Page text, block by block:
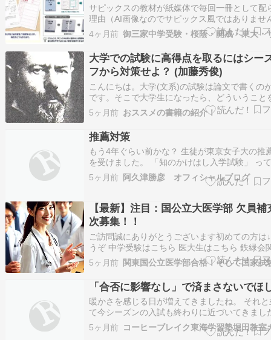
サピックスの教材が紙媒体で毎回一冊として配
理由（AI画像なのでサピックス風ではありませ
お許しください）一つの理由は、入学試験が紙
からです。当たり前すぎましたね（すみません
だ、...
4ヶ月前
大学での試験に高得点を取るにはシー
フから対策せよ？ (加藤秀俊)
こんにちは。大学(文系)の試験は論文で書くの
です。そこで大学生になったら、どういうこと
していけばいいかをちょっとアドバイスしたい
そこで大事なのは、シーズンオフから本を読ん
ことが重要ということです。1年次の学生から
入学試験が終わって、一息ついている…
5ヶ月前 おススメの書籍の紹介！
推薦対策
もう4年ぐらい前かな？ 生徒が東京女子大の推
を受けました。 「知のかけはし入学試験」 っ
前だったかな？ 要は総合選抜型の推薦入試で
を聞いて。 その内容をまとめて。 それに質疑
がネットに挙げられて…
5ヶ月前 阿久津勝彦 オフィシャルブログ
【最新】注目：国公立大医学部 欠員補
次募集！！
ご訪問誠にありがとうございます初めての方は
うぞ 中学受験はこちら 医大生はこちら 鉄緑会
こちら 駿台関係はこちら 医学部受験関係はこ
育・受験などお勧め書籍はこちら 国公立大医
期試験の合格発表が 3月23日（月）12:00 鹿児
医学部医学科1…
5ヶ月前
「合否に影響なし」で済まさないでほ
暖かさを感じる日が増えてきましたね。 それ
て今シーズンの入試も終わりに近づいてきまし
て、この時期になると、困ったことに、ほぼ毎
学試験での出題ミスや採点ミスがニュースにな
5ヶ月前 コーヒーブレイク東海学習塾堀田教室